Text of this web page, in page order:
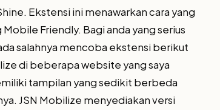
Ekstensi ini menawarkan cara yang
Friendly. Bagi anda yang serius
salahnya mencoba ekstensi berikut
di beberapa website yang saya
tampilan yang sedikit berbeda
JSN Mobilize menyediakan versi